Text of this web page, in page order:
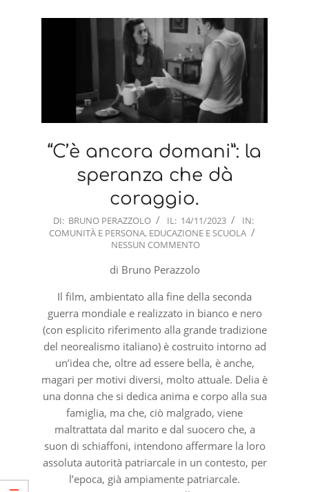
“C’è ancora domani”: la
speranza che dà
coraggio.
2023-
11-
DI: BRUNO PERAZZOLO IL: 14/11/2023
IN:
COMUNITÀ E PERSONA, EDUCAZIONE E SCUOLA
NESSUN COMMENTO
di Bruno Perazzolo
Il film, ambientato alla fine della seconda
guerra mondiale e realizzato in bianco e nero
(con esplicito riferimento alla grande tradizione
del neorealismo italiano) è costruito intorno ad
un’idea che, oltre ad essere bella, è anche,
magari per motivi diversi, molto attuale. Delia è
una donna che si dedica anima e corpo alla sua
famiglia, ma che, ciò malgrado, viene
maltrattata dal marito e dal suocero che, a
suon di schiaffoni, intendono affermare la loro
assoluta autorità patriarcale in un contesto, per
l’epoca, già ampiamente patriarcale.